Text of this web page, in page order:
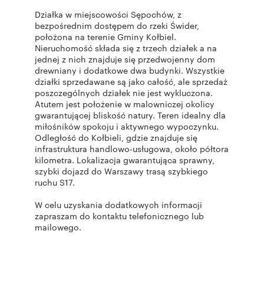
Działka w miejscowości Sępochów, z
bezpośrednim dostępem do rzeki Świder,
położona na terenie Gminy Kołbiel.
Nieruchomość składa się z trzech działek a na
jednej z nich znajduje się przedwojenny dom
drewniany i dodatkowe dwa budynki. Wszystkie
działki sprzedawane są jako całość, ale sprzedaż
poszczególnych działek nie jest wykluczona.
Atutem jest położenie w malowniczej okolicy
gwarantującej bliskość natury. Teren idealny dla
miłośników spokoju i aktywnego wypoczynku.
Odległość do Kołbieli, gdzie znajduje się
infrastruktura handlowo-usługowa, około półtora
kilometra. Lokalizacja gwarantująca sprawny,
szybki dojazd do Warszawy trasą szybkiego
ruchu S17.
W celu uzyskania dodatkowych informacji
zapraszam do kontaktu telefonicznego lub
mailowego.